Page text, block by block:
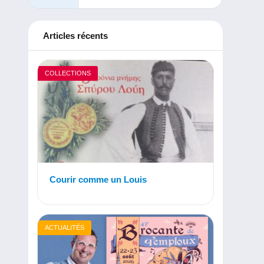
Articles récents
COLLECTIONS
Courir comme un Louis
ACTUALITÉS